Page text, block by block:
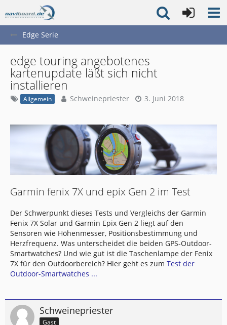
Edge Serie
edge touring angebotenes
kartenupdate läßt sich nicht
installieren
Allgemein Schweinepriester 3. Juni 2018
Garmin fenix 7X und epix Gen 2 im Test
Der Schwerpunkt dieses Tests und Vergleichs der Garmin
Fenix 7X Solar und Garmin Epix Gen 2 liegt auf den
Sensoren wie Höhenmesser, Positionsbestimmung und
Herzfrequenz. Was unterscheidet die beiden GPS-Outdoor-
Smartwatches? Und wie gut ist die Taschenlampe der Fenix
7X für den Outdoorbereich? Hier geht es zum Test der
Outdoor-Smartwatches ...
Schweinepriester
Gast